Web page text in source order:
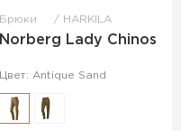
Брюки HARKILA
Norberg Lady Chinos
Цвет: Antique Sand